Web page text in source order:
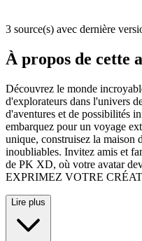
3 source(s) avec dernière
À propos de cette
Découvrez le monde
d'explorateurs dans l'univers
d'aventures et de possibilités
embarquez pour un voyage
unique, construisez la maison
inoubliables. Invitez amis et
de PK XD, où votre avatar
EXPRIMEZ VOTRE
Lire plus